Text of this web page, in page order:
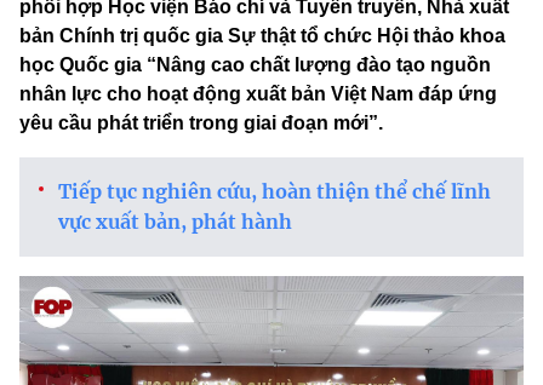
phối hợp Học viện Báo chí và Tuyên truyền, Nhà xuất
bản Chính trị quốc gia Sự thật tổ chức Hội thảo khoa
học Quốc gia “Nâng cao chất lượng đào tạo nguồn
nhân lực cho hoạt động xuất bản Việt Nam đáp ứng
yêu cầu phát triển trong giai đoạn mới”.
Tiếp tục nghiên cứu, hoàn thiện thể chế lĩnh
vực xuất bản, phát hành